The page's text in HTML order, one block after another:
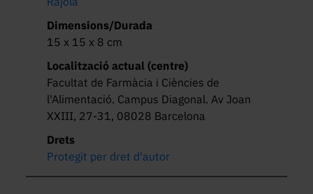
Dimensions/Durada
15 x 15 x 8 cm
Localització actual (centre)
Facultat de Farmàcia i Ciències de
l'Alimentació. Campus Diagonal. Av Joan
XXIII, 27-31, 08028 Barcelona
Drets
Protegit per dret d'autor